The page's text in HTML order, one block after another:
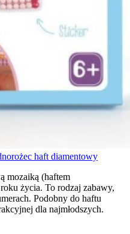
haft diamentowy
mozaiką (haftem
życia. To rodzaj zabawy,
Podobny do haftu
dla najmłodszych.